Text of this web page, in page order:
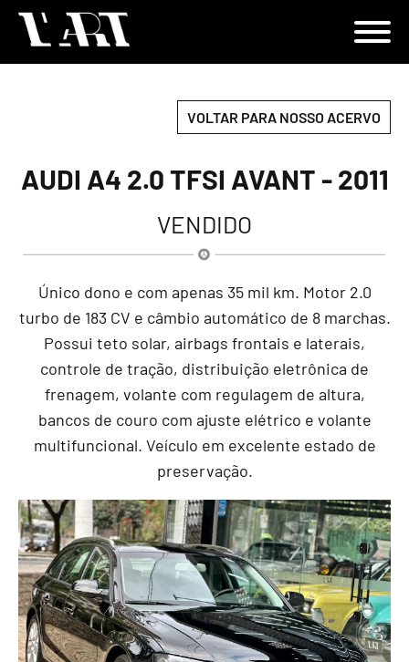
VOLTAR PARA NOSSO ACERVO
AUDI A4 2.0 TFSI AVANT - 2011
VENDIDO
Único dono e com apenas 35 mil km. Motor 2.0
turbo de 183 CV e câmbio automático de 8 marchas.
Possui teto solar, airbags frontais e laterais,
controle de tração, distribuição eletrônica de
frenagem, volante com regulagem de altura,
bancos de couro com ajuste elétrico e volante
multifuncional. Veículo em excelente estado de
preservação.